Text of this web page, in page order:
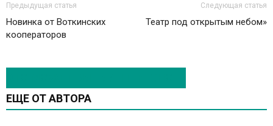
Предыдущая статья
Новинка от Воткинских
кооператоров
Следующая статья
Театр под открытым небом»
ЕЩЕ ОТ АВТОРА